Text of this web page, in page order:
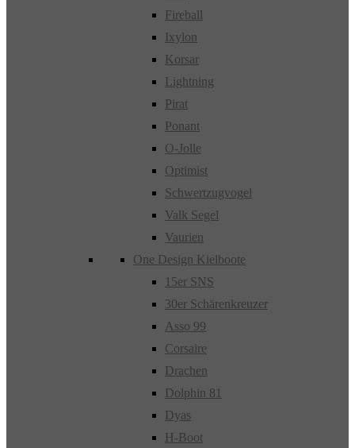
Fireball
Ixylon
Korsar
Lightning
Pirat
Ponant
O-Jolle
Optimist
Schwertzugvogel
Valk Segel
Vaurien
One Design Kielboote
15er SNS
30er Schärenkreuzer
Asso 99
Corsaire
Drachen
Dolphin 81
Dyas
H-Boot